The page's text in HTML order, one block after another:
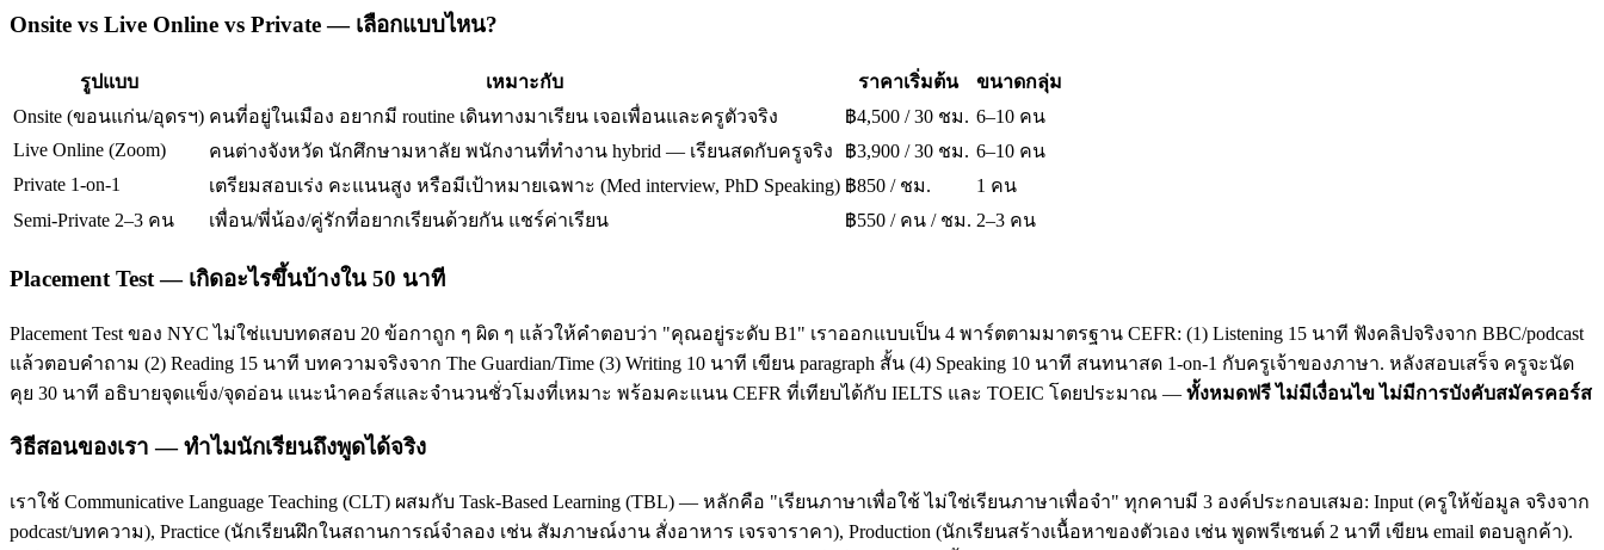
Onsite vs Live Online vs Private — เลือกแบบไหน?
รูปแบบ เหมาะกับ ราคาเริ่มต้น
ขนาดกลุ่ม
Onsite (ขอนแก่น/อุดรฯ) คนที่อยู่ในเมือง อยากมี routine เดินทางมาเรียน เจอเพื่อนและครูตัวจริง ฿4,500 / 30 ชม. 6–10 คน
Live Online (Zoom)
คนต่างจังหวัด นักศึกษามหาลัย พนักงานที่ทำงาน hybrid — เรียนสดกับครูจริง ฿3,900 / 30 ชม. 6–10 คน
Private 1-on-1
เตรียมสอบเร่ง คะแนนสูง หรือมีเป้าหมายเฉพาะ (Med interview, PhD Speaking) ฿850 / ชม.
1 คน
Semi-Private 2–3 คน
เพื่อน/พี่น้อง/คู่รักที่อยากเรียนด้วยกัน แชร์ค่าเรียน ฿550 / คน / ชม. 2–3 คน
Placement Test — เกิดอะไรขึ้นบ้างใน 50 นาที
Placement Test ของ NYC ไม่ใช่แบบทดสอบ 20 ข้อกาถูก ๆ ผิด ๆ แล้วให้คำตอบว่า "คุณอยู่ระดับ B1" เราออกแบบเป็น 4 พาร์ตตามมาตรฐาน CEFR: (1) Listening 15 นาที ฟังคลิปจริงจาก BBC/podcast
แล้วตอบคำถาม (2) Reading 15 นาที บทความจริงจาก The Guardian/Time (3) Writing 10 นาที เขียน paragraph สั้น (4) Speaking 10 นาที สนทนาสด 1-on-1 กับครูเจ้าของภาษา. หลังสอบเสร็จ ครูจะนัด
คุย 30 นาที อธิบายจุดแข็ง/จุดอ่อน แนะนำคอร์สและจำนวนชั่วโมงที่เหมาะ พร้อมคะแนน CEFR ที่เทียบได้กับ IELTS และ TOEIC โดยประมาณ — ทั้งหมดฟรี ไม่มีเงื่อนไข ไม่มีการบังคับสมัครคอร์ส
วิธีสอนของเรา — ทำไมนักเรียนถึงพูดได้จริง
เราใช้ Communicative Language Teaching (CLT) ผสมกับ Task-Based Learning (TBL) — หลักคือ "เรียนภาษาเพื่อใช้ ไม่ใช่เรียนภาษาเพื่อจำ" ทุกคาบมี 3 องค์ประกอบเสมอ: Input (ครูให้ข้อมูล จริงจาก
podcast/บทความ), Practice (นักเรียนฝึกในสถานการณ์จำลอง เช่น สัมภาษณ์งาน สั่งอาหาร เจรจาราคา), Production (นักเรียนสร้างเนื้อหาของตัวเอง เช่น พูดพรีเซนต์ 2 นาที เขียน email ตอบลูกค้า).